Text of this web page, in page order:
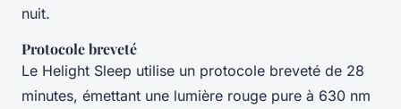
nuit.
Protocole breveté
Le Helight Sleep utilise un protocole breveté de 28
minutes, émettant une lumière rouge pure à 630 nm